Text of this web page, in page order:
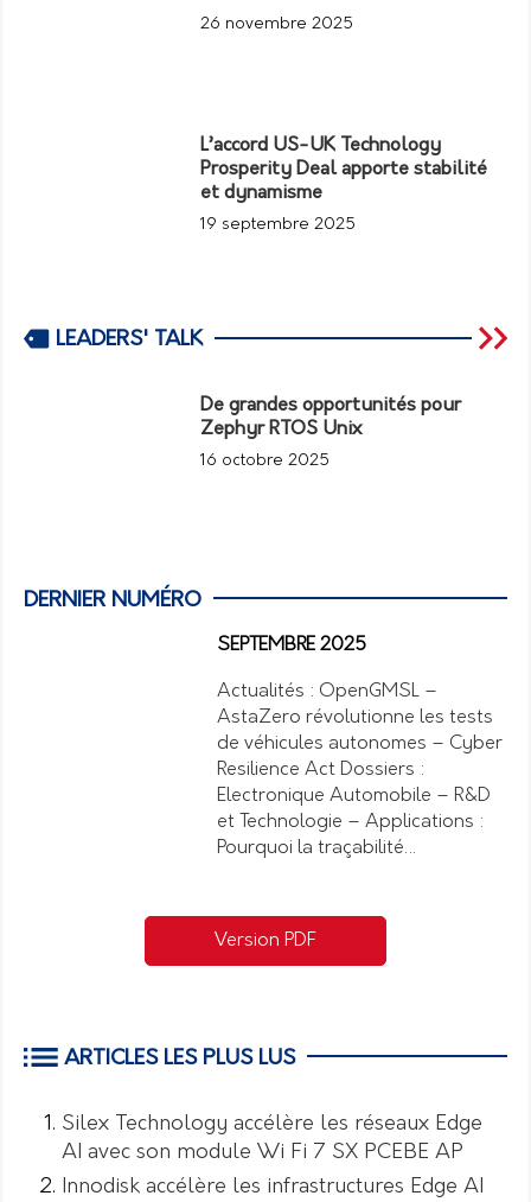
26 novembre 2025
L’accord US-UK Technology
Prosperity Deal apporte stabilité
et dynamisme
19 septembre 2025
LEADERS' TALK
De grandes opportunités pour
Zephyr RTOS Unix
16 octobre 2025
DERNIER NUMÉRO
SEPTEMBRE 2025
Actualités : OpenGMSL –
AstaZero révolutionne les tests
de véhicules autonomes – Cyber
Resilience Act Dossiers :
Electronique Automobile – R&D
et Technologie – Applications :
Pourquoi la traçabilité…
Version PDF
ARTICLES LES PLUS LUS
Silex Technology accélère les réseaux Edge
AI avec son module Wi Fi 7 SX PCEBE AP
Innodisk accélère les infrastructures Edge AI